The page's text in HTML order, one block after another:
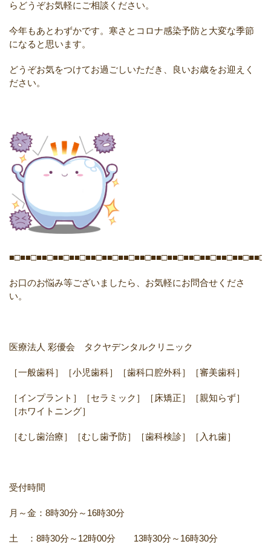
らどうぞお気軽にご相談ください。
今年もあとわずかです。寒さとコロナ感染予防と大変な季節
になると思います。
どうぞお気をつけてお過ごしいただき、良いお歳をお迎えく
ださい。
お口のお悩み等ございましたら、お気軽にお問合せくださ
い。
医療法人 彩優会 タクヤデンタルクリニック
［一般歯科］［小児歯科］［歯科口腔外科］［審美歯科］
［インプラント］［セラミック］［床矯正］［親知らず］
［ホワイトニング］
［むし歯治療］［むし歯予防］［歯科検診］［入れ歯］
受付時間
月～金：8時30分～16時30分
土 ：8時30分～12時00分 13時30分～16時30分